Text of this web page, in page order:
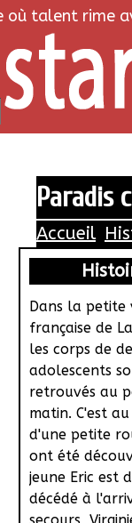
où talent rime
Paradis
Accueil
Dans la petite
française de
les corps de
adolescents
retrouvés au
matin. C'est
d'une petite
ont été
jeune Eric est
décédé à